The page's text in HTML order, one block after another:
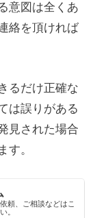
意図は全くあ
絡を頂ければ
るだけ正確な
は誤りがある
見された場合
す。
頼、ご相談などはこ
。